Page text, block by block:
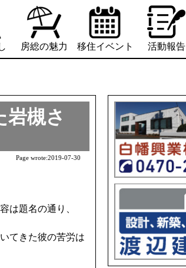
房総の魅力 移住イベント 活動報告
岩槻さ
Page wrote:2019-07-30
は題名の通り、
てきた彼の苦労は